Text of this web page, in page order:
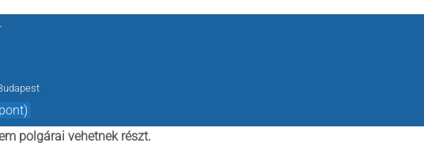
polgárai vehetnek részt.